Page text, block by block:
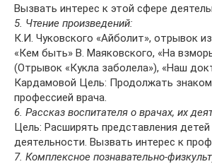
Вызвать интерес к этой сфере
5. Чтение произведений:
К.И. Чуковского «Айболит», отрывок
«Кем быть» В. Маяковского, «На
(Отрывок «Кукла заболела»), «Наш
Кардамовой Цель: Продолжать
профессией врача.
6. Рассказ воспитателя о врачах, их
Цель: Расширять представления детей
деятельности. Вызвать интерес к
7. Комплексное познавательно-